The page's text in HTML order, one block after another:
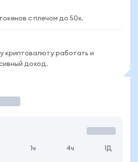
с плечом до 50x.
криптовалюту работать и
доход.
1ч 4ч 1Д